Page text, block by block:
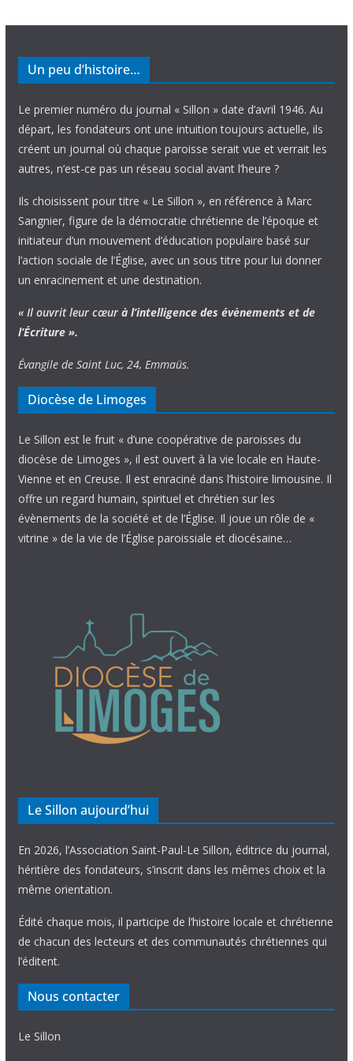
Un peu d’histoire…
Le premier numéro du journal « Sillon » date d’avril 1946. Au
départ, les fondateurs ont une intuition toujours actuelle, ils
créent un journal où chaque paroisse serait vue et verrait les
autres, n’est-ce pas un réseau social avant l’heure ?
Ils choisissent pour titre « Le Sillon », en référence à Marc
Sangnier, figure de la démocratie chrétienne de l’époque et
initiateur d’un mouvement d’éducation populaire basé sur
l’action sociale de l’Église, avec un sous titre pour lui donner
un enracinement et une destination.
« Il ouvrit leur cœur à l’intelligence des évènements et de
l’Écriture ».
Évangile de Saint Luc, 24, Emmaüs.
Diocèse de Limoges
Le Sillon est le fruit « d’une coopérative de paroisses du
diocèse de Limoges », il est ouvert à la vie locale en Haute-
Vienne et en Creuse. Il est enraciné dans l’histoire limousine. Il
offre un regard humain, spirituel et chrétien sur les
évènements de la société et de l’Église. Il joue un rôle de «
vitrine » de la vie de l’Église paroissiale et diocésaine…
Le Sillon aujourd’hui
En 2026, l’Association Saint-Paul-Le Sillon, éditrice du journal,
héritière des fondateurs, s’inscrit dans les mêmes choix et la
même orientation.
Édité chaque mois, il participe de l’histoire locale et chrétienne
de chacun des lecteurs et des communautés chrétiennes qui
l’éditent.
Nous contacter
Le Sillon